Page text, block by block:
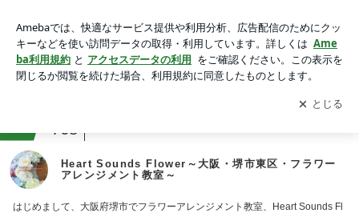
ント教室～アプリをダウンロードして ブログの更新通知
を受け取りまし
ょう。
開く
768
Heart Sounds Flower～大阪・堺市東区・フラワー
アレンジメント教室～
はじめまして、大阪府堺市でフラワーアレンジメント教室、Heart Sounds Fl